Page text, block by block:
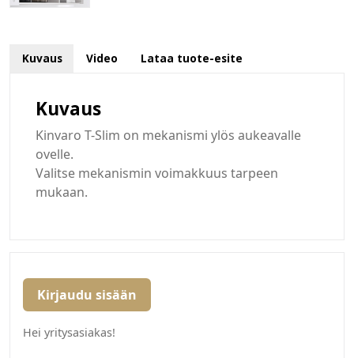
Kuvaus Video Lataa tuote-esite
Kuvaus
Kinvaro T-Slim on mekanismi ylös aukeavalle
ovelle.
Valitse mekanismin voimakkuus tarpeen
mukaan.
Kirjaudu sisään
Hei yritysasiakas!